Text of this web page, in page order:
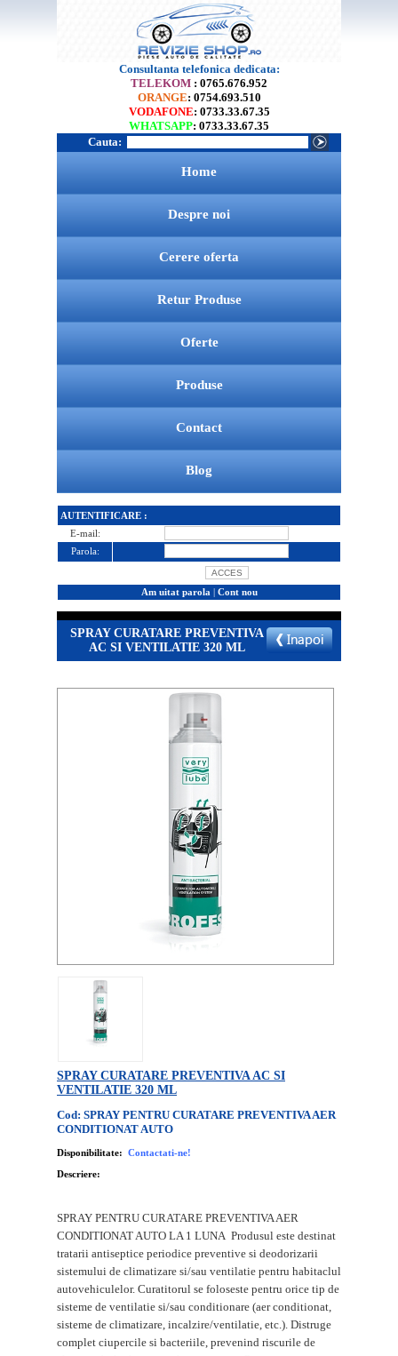
Consultanta telefonica dedicata:
TELEKOM : 0765.676.952
ORANGE: 0754.693.510
VODAFONE: 0733.33.67.35
WHATSAPP: 0733.33.67.35
Cauta:
Home
Despre noi
Cerere oferta
Retur Produse
Oferte
Produse
Contact
Blog
AUTENTIFICARE :
E-mail:
Parola:
Am uitat parola | Cont nou
SPRAY CURATARE PREVENTIVA
AC SI VENTILATIE 320 ML
SPRAY CURATARE PREVENTIVA AC SI
VENTILATIE 320 ML
Cod: SPRAY PENTRU CURATARE PREVENTIVA AER
CONDITIONAT AUTO
Disponibilitate: Contactati-ne!
Descriere:
SPRAY PENTRU CURATARE PREVENTIVA AER
CONDITIONAT AUTO LA 1 LUNA Produsul este destinat
tratarii antiseptice periodice preventive si deodorizarii
sistemului de climatizare si/sau ventilatie pentru habitaclul
autovehiculelor. Curatitorul se foloseste pentru orice tip de
sisteme de ventilatie si/sau conditionare (aer conditionat,
sisteme de climatizare, incalzire/ventilatie, etc.). Distruge
complet ciupercile si bacteriile, prevenind riscurile de